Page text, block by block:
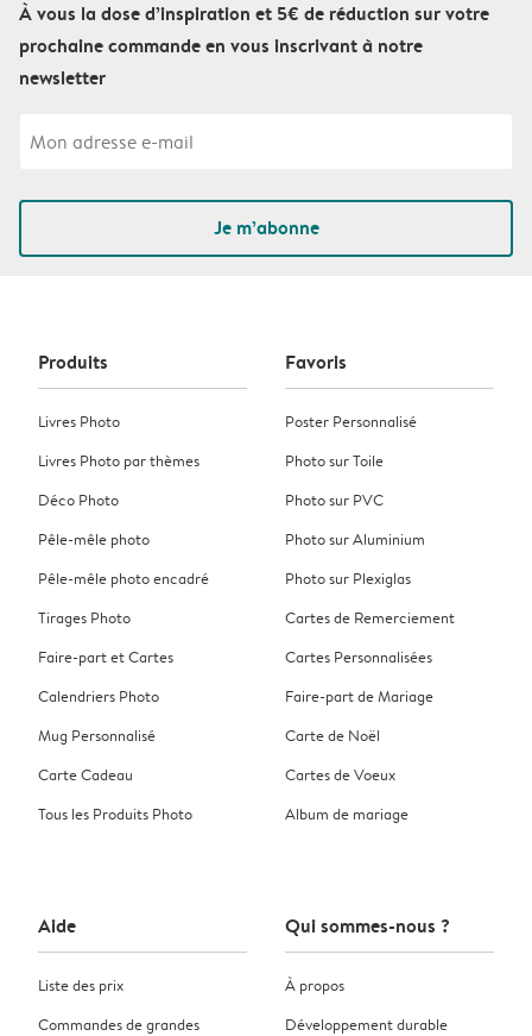
À vous la dose d’inspiration et 5€ de réduction sur votre
prochaine commande en vous inscrivant à notre
newsletter
Je m’abonne
Produits
Livres Photo
Livres Photo par thèmes
Déco Photo
Pêle-mêle photo
Pêle-mêle photo encadré
Tirages Photo
Faire-part et Cartes
Calendriers Photo
Mug Personnalisé
Carte Cadeau
Tous les Produits Photo
Favoris
Poster Personnalisé
Photo sur Toile
Photo sur PVC
Photo sur Aluminium
Photo sur Plexiglas
Cartes de Remerciement
Cartes Personnalisées
Faire-part de Mariage
Carte de Noël
Cartes de Voeux
Album de mariage
Aide
Liste des prix
Commandes de grandes
Qui sommes-nous ?
À propos
Développement durable